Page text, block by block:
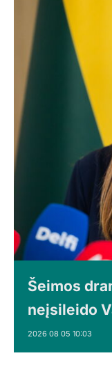
Šeimos
neįsileido
2026 08 05 10:03